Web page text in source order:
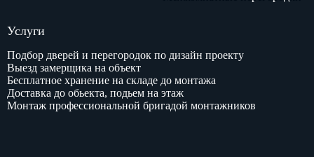
Услуги
Подбор дверей и перегородок по дизайн проекту
Выезд замерщика на объект
Бесплатное хранение на складе до монтажа
Доставка до обьекта, подьем на этаж
Монтаж профессиональной бригадой монтажников